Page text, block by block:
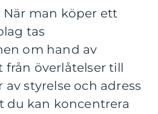
När man köper ett
tas
om hand av
från överlåtelser till
styrelse och adress
du kan koncentrera